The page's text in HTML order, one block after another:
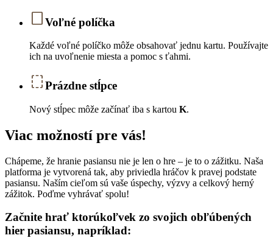
Voľné políčka
Každé voľné políčko môže obsahovať jednu kartu. Používajte
ich na uvoľnenie miesta a pomoc s ťahmi.
Prázdne stĺpce
Nový stĺpec môže začínať iba s kartou K.
Viac možností pre vás!
Chápeme, že hranie pasiansu nie je len o hre – je to o zážitku. Naša
platforma je vytvorená tak, aby priviedla hráčov k pravej podstate
pasiansu. Naším cieľom sú vaše úspechy, výzvy a celkový herný
zážitok. Poďme vyhrávať spolu!
Začnite hrať ktorúkoľvek zo svojich obľúbených
hier pasiansu, napríklad: